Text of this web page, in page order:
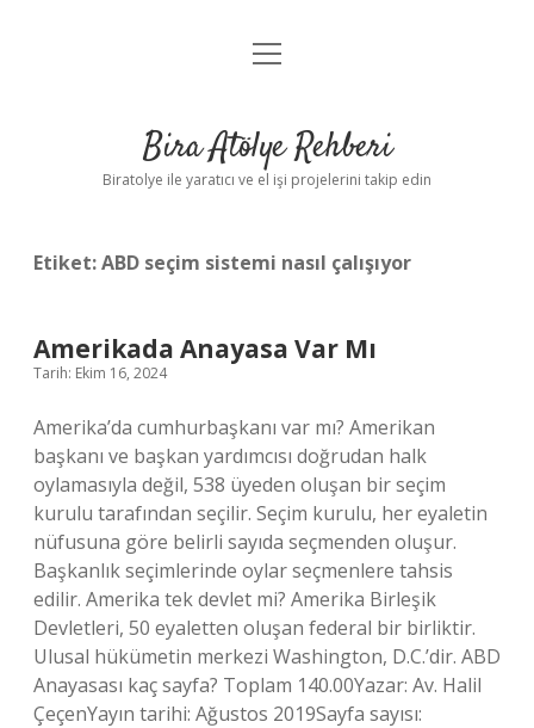
Anasayfa
Yasal Uyarı
menüyü
Bira Atölye Rehberi
Biratolye ile yaratıcı ve el işi projelerini takip edin
Etiket:ABD seçim sistemi nasıl çalışıyor
Amerikada Anayasa Var Mı
Tarih: Ekim 16, 2024
Amerika’da cumhurbaşkanı var mı? Amerikan
başkanı ve başkan yardımcısı doğrudan halk
oylamasıyla değil, 538 üyeden oluşan bir seçim
kurulu tarafından seçilir. Seçim kurulu, her eyaletin
nüfusuna göre belirli sayıda seçmenden oluşur.
Başkanlık seçimlerinde oylar seçmenlere tahsis
edilir. Amerika tek devlet mi? Amerika Birleşik
Devletleri, 50 eyaletten oluşan federal bir birliktir.
Ulusal hükümetin merkezi Washington, D.C.’dir. ABD
Anayasası kaç sayfa? Toplam 140.00Yazar: Av. Halil
ÇeçenYayın tarihi: Ağustos 2019Sayfa sayısı: